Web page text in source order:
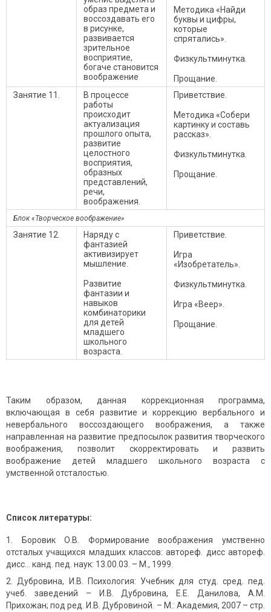
образ предмета и
воссоздавать его
в рисунке,
развивается
зрительное
восприятие,
богаче становится
воображение
Методика «Найди
буквы и цифры,
которые
спрятались».
Физкультминутка.
Прощание.
Занятие 11.
В процессе
работы
происходит
актуализация
прошлого опыта,
развитие
целостного
восприятия,
образных
представлений,
речи,
воображения.
Приветствие.
Методика «Собери
картинку и составь
рассказ».
Физкультминутка.
Прощание.
Блок «Творческое воображение»
Занятие 12.
Наряду с
фантазией
активизирует
мышление.
Развитие
фантазии и
навыков
комбинаторики
для детей
младшего
школьного
возраста.
Приветствие.
Игра
«Изобретатель».
Физкультминутка.
Игра «Веер».
Прощание.
Таким образом, данная коррекционная программа,
включающая в себя развитие и коррекцию вербального и
невербального воссоздающего воображения, а также
направленная на развитие предпосылок развития творческого
воображения, позволит скорректировать и развить
воображение детей младшего школьного возраста с
умственной отсталостью.
Список литературы:
Боровик О.В. Формирование воображения умственно
отсталых учащихся младших классов: автореф. дисс автореф.
дисс… канд. пед. наук: 13.00.03. – М., 1999.
Дубровина, И.В. Психология: Учебник для студ. сред. пед.
учеб. заведений – И.В. Дубровина, Е.Е. Данилова, А.М.
Прихожан; под ред. И.В. Дубровиной. – М.: Академия, 2007 – стр.